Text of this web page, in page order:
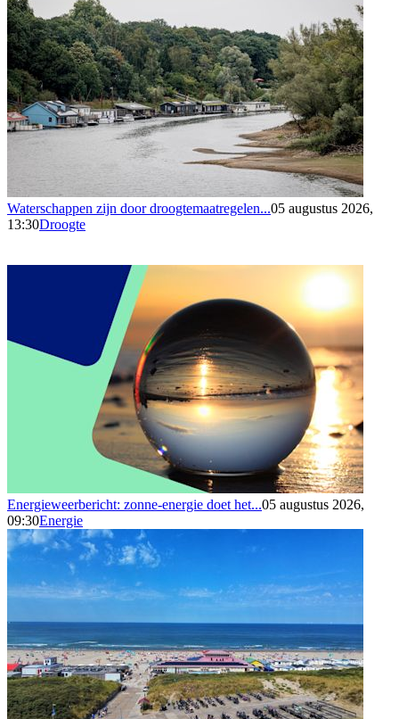
Waterschappen zijn door droogtemaatregelen...05 augustus 2026,
13:30Droogte
Energieweerbericht: zonne-energie doet het...05 augustus 2026,
09:30Energie